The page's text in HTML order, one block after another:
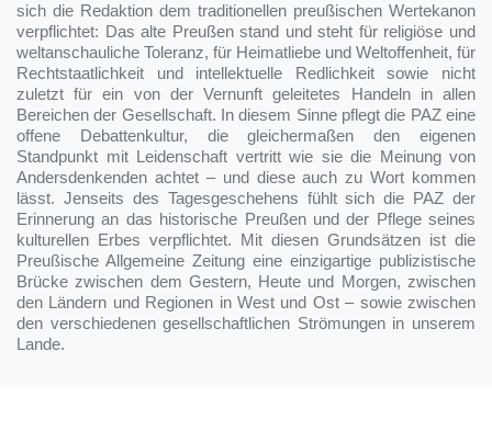
sich die Redaktion dem traditionellen preußischen Wertekanon
verpflichtet: Das alte Preußen stand und steht für religiöse und
weltanschauliche Toleranz, für Heimatliebe und Weltoffenheit, für
Rechtstaatlichkeit und intellektuelle Redlichkeit sowie nicht
zuletzt für ein von der Vernunft geleitetes Handeln in allen
Bereichen der Gesellschaft. In diesem Sinne pflegt die PAZ eine
offene Debattenkultur, die gleichermaßen den eigenen
Standpunkt mit Leidenschaft vertritt wie sie die Meinung von
Andersdenkenden achtet – und diese auch zu Wort kommen
lässt. Jenseits des Tagesgeschehens fühlt sich die PAZ der
Erinnerung an das historische Preußen und der Pflege seines
kulturellen Erbes verpflichtet. Mit diesen Grundsätzen ist die
Preußische Allgemeine Zeitung eine einzigartige publizistische
Brücke zwischen dem Gestern, Heute und Morgen, zwischen
den Ländern und Regionen in West und Ost – sowie zwischen
den verschiedenen gesellschaftlichen Strömungen in unserem
Lande.